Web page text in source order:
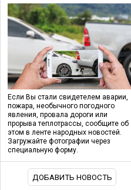
Если Вы стали свидетелем аварии,
пожара, необычного погодного
явления, провала дороги или
прорыва теплотрассы, сообщите об
этом в ленте народных новостей.
Загружайте фотографии через
специальную форму.
ДОБАВИТЬ НОВОСТЬ